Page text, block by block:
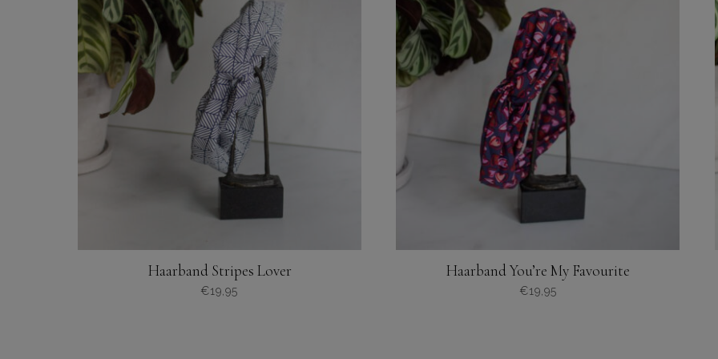
Haarband Stripes Lover
€19,95
Haarband You’re My Favourite
€19,95